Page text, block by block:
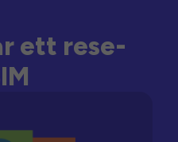
ett rese-